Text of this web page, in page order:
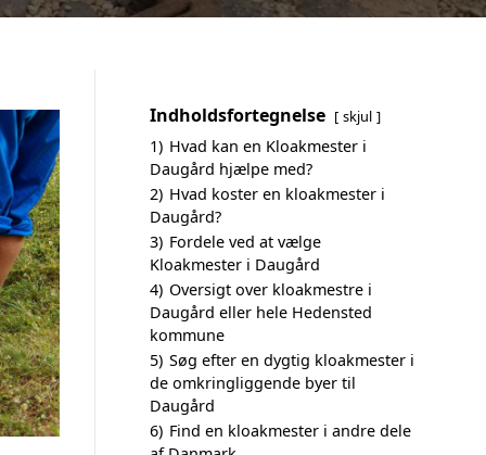
Indholdsfortegnelse skjul
1) Hvad kan en Kloakmester i
Daugård hjælpe med?
2) Hvad koster en kloakmester i
Daugård?
3) Fordele ved at vælge
Kloakmester i Daugård
4) Oversigt over kloakmestre i
Daugård eller hele Hedensted
kommune
5) Søg efter en dygtig kloakmester i
de omkringliggende byer til
Daugård
6) Find en kloakmester i andre dele